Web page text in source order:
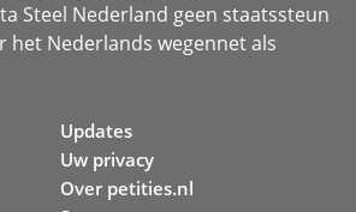
Steel Nederland geen staatssteun
het Nederlands wegennet als
Updates
Uw privacy
Over petities.nl